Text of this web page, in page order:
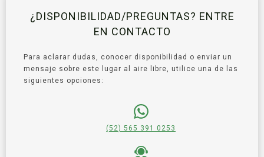
¿DISPONIBILIDAD/PREGUNTAS? ENTRE
EN CONTACTO
Para aclarar dudas, conocer disponibilidad o enviar un
mensaje sobre este lugar al aire libre, utilice una de las
siguientes opciones:
(52) 565 391 0253